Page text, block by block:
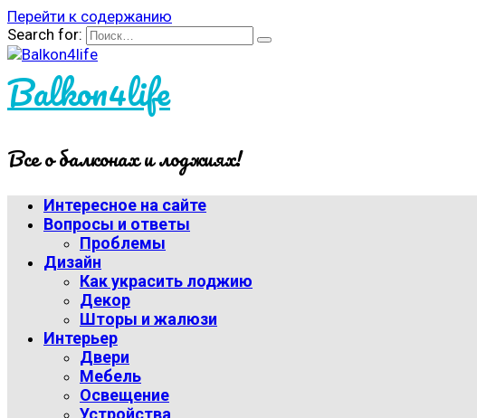
Перейти к содержанию
Search for:
Balkon4life
Все о балконах и лоджиях!
Интересное на сайте
Вопросы и ответы
Проблемы
Дизайн
Как украсить лоджию
Декор
Шторы и жалюзи
Интерьер
Двери
Мебель
Освещение
Устройства